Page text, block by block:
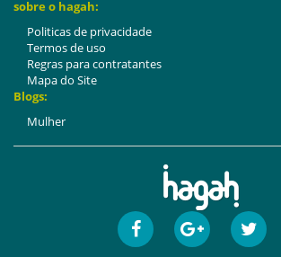
sobre o hagah:
Politicas de privacidade
Termos de uso
Regras para contratantes
Mapa do Site
Blogs:
Mulher